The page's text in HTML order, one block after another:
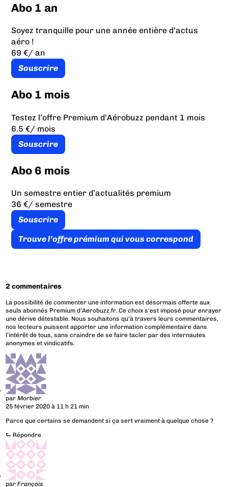
Abo 1 an
Soyez tranquille pour une année entière d’actus
aéro !
69 €/ an
Souscrire
Abo 1 mois
Testez l’offre Premium d’Aérobuzz pendant 1 mois
6.5 €/ mois
Souscrire
Abo 6 mois
Un semestre entier d’actualités premium
36 €/ semestre
Souscrire
Trouve l’offre prémium qui vous correspond
2 commentaires
La possibilité de commenter une information est désormais offerte aux
seuls abonnés Premium d’Aerobuzz.fr. Ce choix s’est imposé pour enrayer
une dérive détestable. Nous souhaitons qu’à travers leurs commentaires,
nos lecteurs puissent apporter une information complémentaire dans
l’intérêt de tous, sans craindre de se faire tacler par des internautes
anonymes et vindicatifs.
parMorbier
25 février 2020 à 11 h 21 min
Parce que certains se demandent si ça sert vraiment à quelque chose ?
⮑ Répondre
parFrançois